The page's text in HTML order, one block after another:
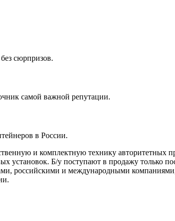
сюрпризов.
самой важной репутации.
в России.
и комплектную технику авторитетных
установок. Б/у поступают в продажу только
российскими и международными